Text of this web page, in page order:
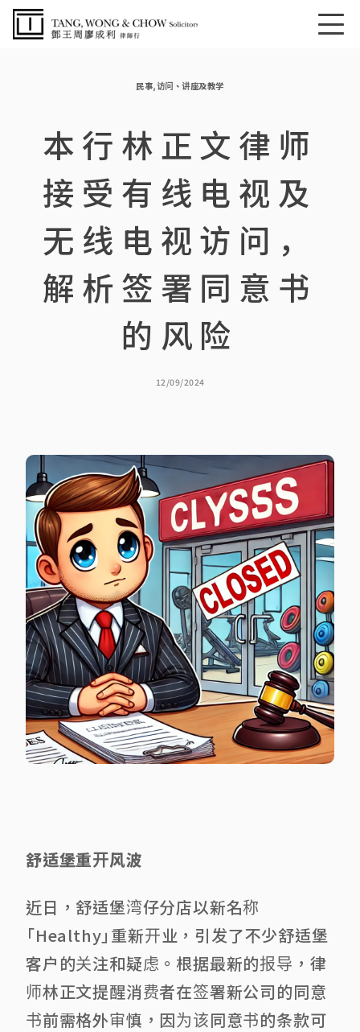
民事,访问、讲座及教学
本行林正文律师
接受有线电视及
无线电视访问，
解析签署同意书
的风险
12/09/2024
舒适堡重开风波
近日，舒适堡湾仔分店以新名称
「Healthy」重新开业，引发了不少舒适堡
客户的关注和疑虑。根据最新的报导，律
师林正文提醒消费者在签署新公司的同意
书前需格外审慎，因为该同意书的条款可